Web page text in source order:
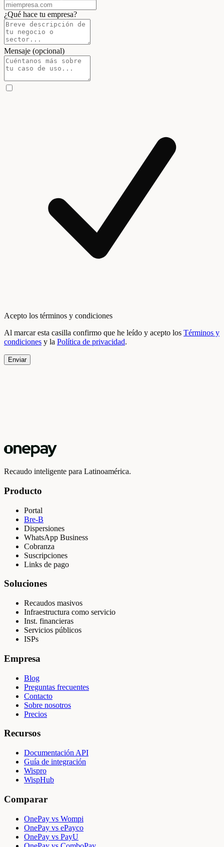
¿Qué hace tu empresa?
Mensaje (opcional)
Acepto los términos y condiciones
Al marcar esta casilla confirmo que he leído y acepto los Términos y
condiciones y la Política de privacidad.
Enviar
Recaudo inteligente para Latinoamérica.
Producto
Portal
Bre-B
Dispersiones
WhatsApp Business
Cobranza
Suscripciones
Links de pago
Soluciones
Recaudos masivos
Infraestructura como servicio
Inst. financieras
Servicios públicos
ISPs
Empresa
Blog
Preguntas frecuentes
Contacto
Sobre nosotros
Precios
Recursos
Documentación API
Guía de integración
Wispro
WispHub
Comparar
OnePay vs Wompi
OnePay vs ePayco
OnePay vs PayU